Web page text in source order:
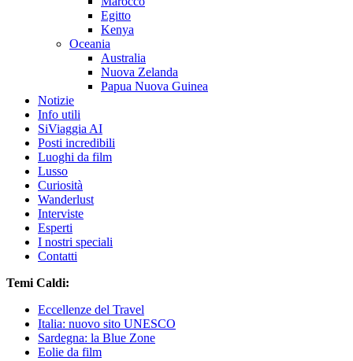
Egitto
Kenya
Oceania
Australia
Nuova Zelanda
Papua Nuova Guinea
Notizie
Info utili
SiViaggia AI
Posti incredibili
Luoghi da film
Lusso
Curiosità
Wanderlust
Interviste
Esperti
I nostri speciali
Contatti
Temi Caldi:
Eccellenze del Travel
Italia: nuovo sito UNESCO
Sardegna: la Blue Zone
Eolie da film